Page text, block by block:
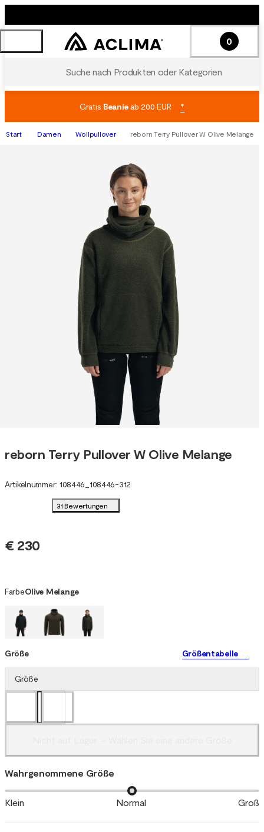
Suche nach Produkten oder Kategorien
0
Gratis Beanieab 200 EUR *
Start Damen Wollpullover reborn Terry Pullover W Olive Melange
reborn Terry Pullover W Olive Melange
Artikelnummer: 108446 108446-312
31 Bewertungen
€ 230
FarbeOlive Melange
Größe Größentabelle
Größe
Wahrgenommene Größe
Klein Normal Groß